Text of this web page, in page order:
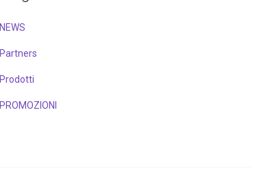
NEWS
Partners
Prodotti
PROMOZIONI